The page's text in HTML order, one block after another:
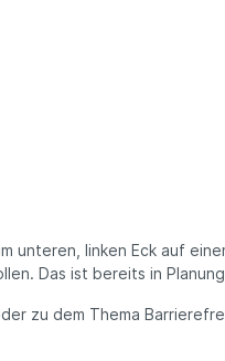
unteren, linken Eck auf
Das ist bereits in
zu dem Thema